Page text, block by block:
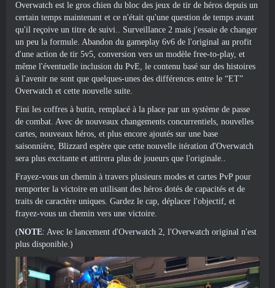
Overwatch est le gros chien du bloc des jeux de tir de héros depuis un
certain temps maintenant et ce n'était qu'une question de temps avant
qu'il reçoive un titre de suivi.. Surveillance 2 mais j'essaie de changer
un peu la formule. Abandon du gameplay 6v6 de l'original au profit
d'une action de tir 5v5, conversion vers un modèle free-to-play, et
même l'éventuelle inclusion du PvE, le contenu basé sur des histoires
à l'avenir ne sont que quelques-unes des différences entre le “ET”
Overwatch et cette nouvelle suite.
Fini les coffres à butin, remplacé à la place par un système de passe
de combat. Avec de nouveaux changements concurrentiels, nouvelles
cartes, nouveaux héros, et plus encore ajoutés sur une base
saisonnière, Blizzard espère que cette nouvelle itération d'Overwatch
sera plus excitante et attirera plus de joueurs que l'originale..
Frayez-vous un chemin à travers plusieurs modes et cartes PvP pour
remporter la victoire en utilisant des héros dotés de capacités et de
traits de caractère uniques. Gardez le cap, déplacer l'objectif, et
frayez-vous un chemin vers une victoire.
(NOTE: Avec le lancement d'Overwatch 2, l'Overwatch original n'est
plus disponible.)